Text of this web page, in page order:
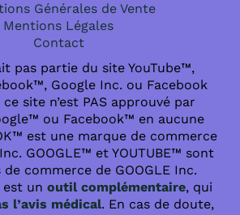
Générales de Vente
Mentions Légales
Contact
pas partie du site YouTube™,
Google Inc. ou Facebook
site n’est PAS approuvé par
ou Facebook™ en aucune
est une marque de commerce
GOOGLE™ et YOUTUBE™ sont
commerce de GOOGLE Inc.
est un outil complémentaire, qui
l’avis médical. En cas de doute,